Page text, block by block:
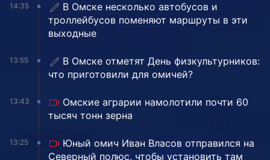
14:35
В Омске несколько автобусов и
троллейбусов поменяют маршруты в эти
выходные
13:55
В Омске отметят День физкультурников:
что приготовили для омичей?
13:43
Омские аграрии намолотили почти 60
тысяч тонн зерна
13:25
Юный омич Иван Власов отправился на
Северный полюс, чтобы установить там